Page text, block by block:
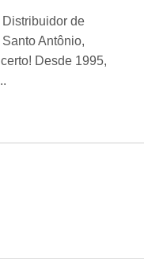
de
Antônio,
Desde 1995,